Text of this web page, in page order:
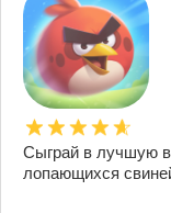
Сыграй в лучшую
лопающихся